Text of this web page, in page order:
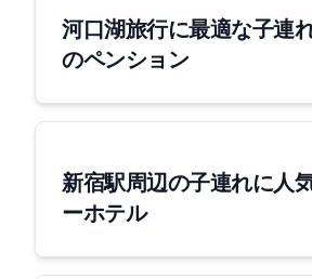
河口湖旅行に最適な子連
のペンション
新宿駅周辺の子連れに人
ーホテル